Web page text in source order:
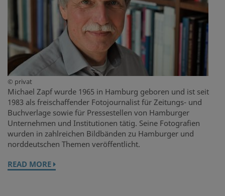
© privat
Michael Zapf wurde 1965 in Hamburg geboren und ist seit
1983 als freischaffender Fotojournalist für Zeitungs- und
Buchverlage sowie für Pressestellen von Hamburger
Unternehmen und Institutionen tätig. Seine Fotografien
wurden in zahlreichen Bildbänden zu Hamburger und
norddeutschen Themen veröffentlicht.
READ MORE